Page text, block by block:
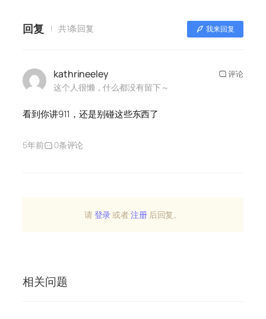
回复 共1条回复 我来回复
kathrineeley
这个人很懒，什么都没有留下～
评论
看到你讲911，还是别碰这些东西了
5年前 0条评论
请登录或者注册后回复。
相关问题